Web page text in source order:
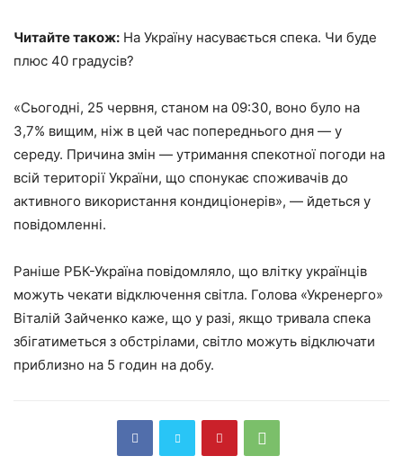
Читайте також: На Україну насувається спека. Чи буде
плюс 40 градусів?
«Сьогодні, 25 червня, станом на 09:30, воно було на
3,7% вищим, ніж в цей час попереднього дня — у
середу. Причина змін — утримання спекотної погоди на
всій території України, що спонукає споживачів до
активного використання кондиціонерів», — йдеться у
повідомленні.
Раніше РБК-Україна повідомляло, що влітку українців
можуть чекати відключення світла. Голова «Укренерго»
Віталій Зайченко каже, що у разі, якщо тривала спека
збігатиметься з обстрілами, світло можуть відключати
приблизно на 5 годин на добу.